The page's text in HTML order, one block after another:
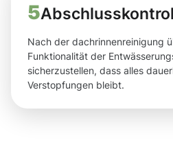
5
Nach der dachrinnenreinigung
Funktionalität der
sicherzustellen, dass alles
Verstopfungen bleibt.